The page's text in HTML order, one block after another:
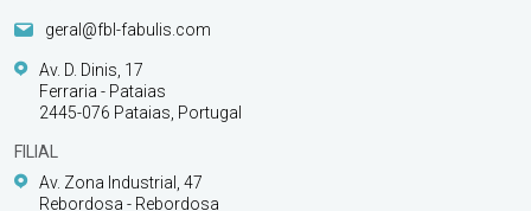
geral@fbl-fabulis.com
Av. D. Dinis, 17
Ferraria - Pataias
2445-076 Pataias, Portugal
FILIAL
Av. Zona Industrial, 47
Rebordosa - Rebordosa